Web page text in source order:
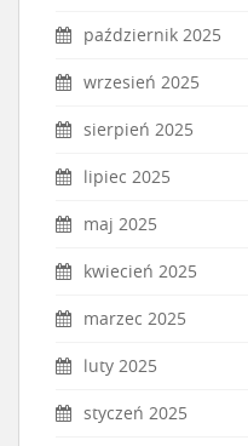
październik 2025
wrzesień 2025
sierpień 2025
lipiec 2025
maj 2025
kwiecień 2025
marzec 2025
luty 2025
styczeń 2025